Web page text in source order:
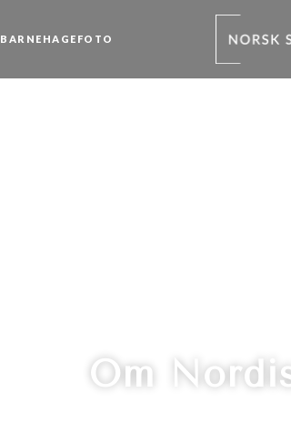
BARNEHAGEFOTO
Om